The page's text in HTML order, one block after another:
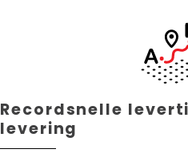
Recordsnelle
levering